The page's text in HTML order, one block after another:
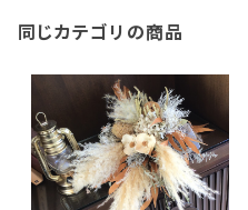
同じカテゴリの商品